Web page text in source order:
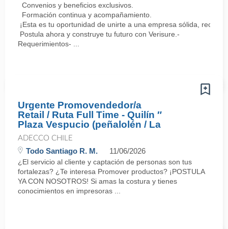
Convenios y beneficios exclusivos.
Formación continua y acompañamiento.
¡Esta es tu oportunidad de unirte a una empresa sólida,
Postula ahora y construye tu futuro con Verisure.-
Requerimientos- ...
Urgente Promovendedor/a
Retail / Ruta Full Time - Quilín ″
Plaza Vespucio (peñalolén / La
ADECCO CHILE
Todo Santiago R. M. 11/06/2026
¿El servicio al cliente y captación de personas son tus
fortalezas? ¿Te interesa Promover productos? ¡POSTULA
YA CON NOSOTROS! Si amas la costura y tienes
conocimientos en impresoras ...